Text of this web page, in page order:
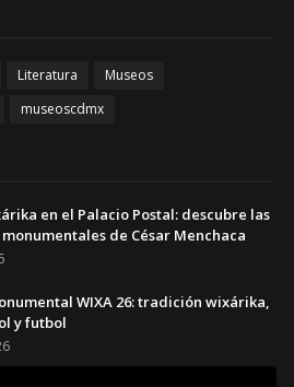
Literatura
Museos
museoscdmx
en el Palacio Postal: descubre las
de César Menchaca
WIXA 26: tradición wixárika,
y futbol